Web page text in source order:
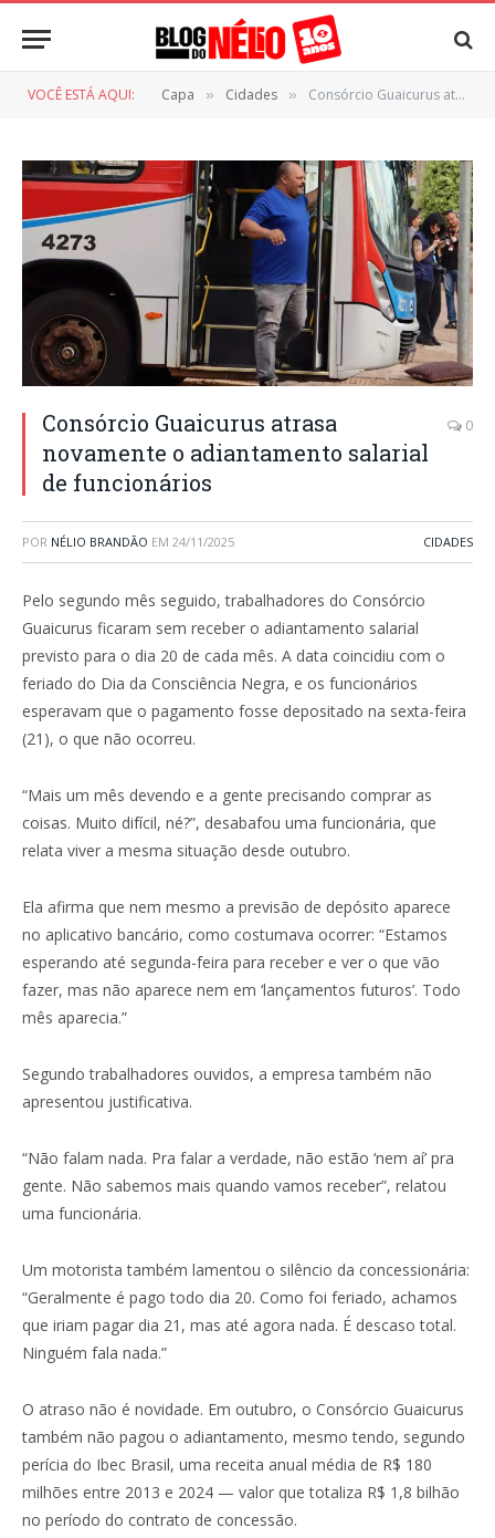
VOCÊ ESTÁ AQUI: Capa » Cidades » Consórcio Guaicurus atrasa novamente o adiantamento salarial de funcionários
Consórcio Guaicurus atrasa
novamente o adiantamento salarial
de funcionários
0
POR NÉLIO BRANDÃO EM 24/11/2025 CIDADES
Pelo segundo mês seguido, trabalhadores do Consórcio
Guaicurus ficaram sem receber o adiantamento salarial
previsto para o dia 20 de cada mês. A data coincidiu com o
feriado do Dia da Consciência Negra, e os funcionários
esperavam que o pagamento fosse depositado na sexta-feira
(21), o que não ocorreu.
“Mais um mês devendo e a gente precisando comprar as
coisas. Muito difícil, né?”, desabafou uma funcionária, que
relata viver a mesma situação desde outubro.
Ela afirma que nem mesmo a previsão de depósito aparece
no aplicativo bancário, como costumava ocorrer: “Estamos
esperando até segunda-feira para receber e ver o que vão
fazer, mas não aparece nem em ‘lançamentos futuros’. Todo
mês aparecia.”
Segundo trabalhadores ouvidos, a empresa também não
apresentou justificativa.
“Não falam nada. Pra falar a verdade, não estão ‘nem aí’ pra
gente. Não sabemos mais quando vamos receber”, relatou
uma funcionária.
Um motorista também lamentou o silêncio da concessionária:
“Geralmente é pago todo dia 20. Como foi feriado, achamos
que iriam pagar dia 21, mas até agora nada. É descaso total.
Ninguém fala nada.”
O atraso não é novidade. Em outubro, o Consórcio Guaicurus
também não pagou o adiantamento, mesmo tendo, segundo
perícia do Ibec Brasil, uma receita anual média de R$ 180
milhões entre 2013 e 2024 — valor que totaliza R$ 1,8 bilhão
no período do contrato de concessão.